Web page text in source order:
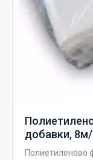
добавки,
Полиетиленово